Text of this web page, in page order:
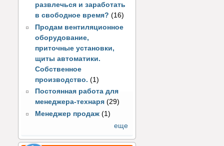
развлечься и заработать
в свободное время? (16)
Продам вентиляционное
оборудование,
приточные установки,
щиты автоматики.
Собственное
производство. (1)
Постоянная работа для
менеджера-технаря (29)
Менеджер продаж (1)
еще